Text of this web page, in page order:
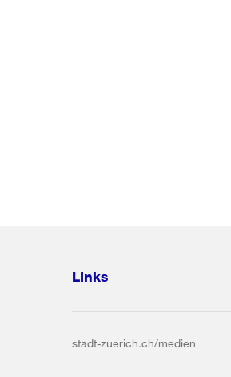
Links
stadt-zuerich.ch/medien